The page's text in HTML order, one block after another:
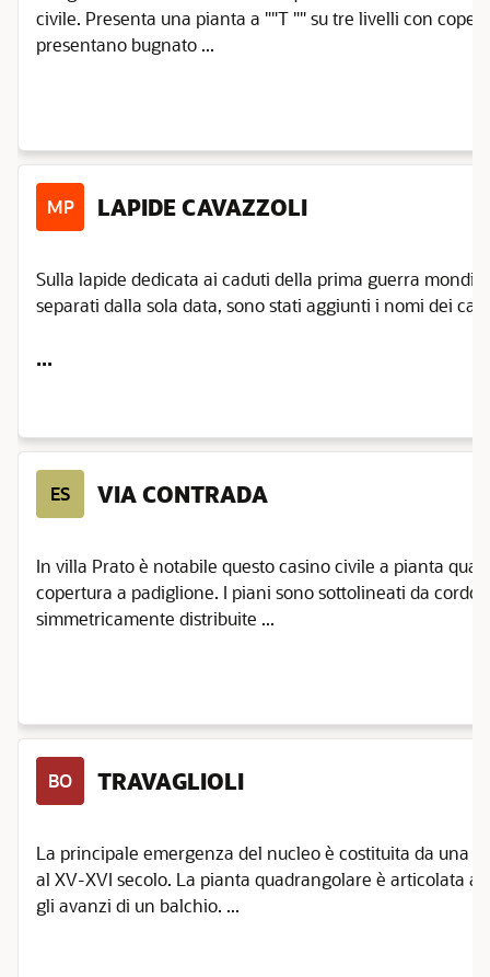
civile. Presenta una pianta a ""T "" su tre livelli con
presentano bugnato ...
MP LAPIDE CAVAZZOLI
Sulla lapide dedicata ai caduti della prima guerra
separati dalla sola data, sono stati aggiunti i nomi dei
...
ES VIA CONTRADA
In villa Prato è notabile questo casino civile a pianta
copertura a padiglione. I piani sono sottolineati da
simmetricamente distribuite ...
BO TRAVAGLIOLI
La principale emergenza del nucleo è costituita da una
al XV-XVI secolo. La pianta quadrangolare è articolata
gli avanzi di un balchio. ...